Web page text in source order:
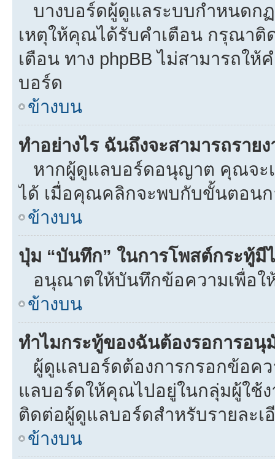
บางบอร์ดผู้ดูแลระบบกำหนดก
เหตุให้คุณได้รับคำเตือน กรุณา
เตือน ทาง phpBB ไม่สามารถใ
บอร์ด
ข้างบน
ทำอย่างไร ฉันถึงจะสามารถรา
หากผู้ดูแลบอร์ดอนุญาต คุณจะเ
ได้ เมื่อคุณคลิกจะพบกับขั้นตอนก
ข้างบน
ปุ่ม “บันทึก” ในการโพสต์กระทู้มี
อนุณาตให้บันทึกข้อความเพื่อใ
ข้างบน
ทำไมกระทู้ของฉันต้องรอการอนุ
ผู้ดูแลบอร์ดต้องการกรอกข้อค
แลบอร์ดให้คุณไปอยู่ในกลุ่มผู้ใช้
ติดต่อผู้ดูแลบอร์ดสำหรับรายละเ
ข้างบน